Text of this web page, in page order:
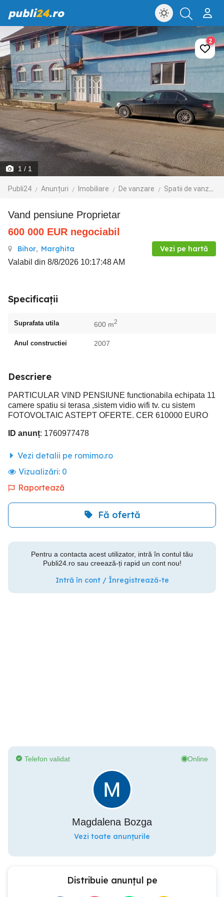
publi24.ro
1 / 1
Publi24 Anunțuri Imobiliare De vanzare Spatii de vanzare
2
Vand pensiune Proprietar
600 000 EUR negociabil
Bihor, Marghita Vezi pe hartă
Valabil din 8/8/2026 10:17:48 AM
Specificații
Suprafata utila 600 m2
Anul constructiei 2007
Descriere
PARTICULAR VIND PENSIUNE functionabila echipata 11
camere spatiu si terasa ,sistem vidio wifi tv. cu sistem
FOTOVOLTAIC ASTEPT OFERTE. CER 610000 EURO
ID anunț: 1760977478
Vezi detalii pe romimo.ro
Vizualizări: 0
Raportează
Fă ofertă
Pentru a contacta acest utilizator, intră în contul tău
Publi24.ro sau creează-ți rapid un cont nou!
Intră în cont / Înregistrează-te
Telefon validat Online
Magdalena Bozga
Vezi toate anunțurile
Distribuie anunțul pe